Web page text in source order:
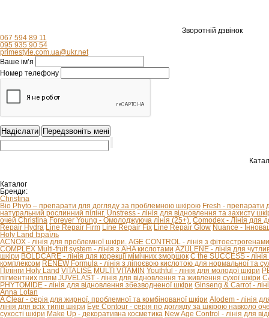
Зворотній дзвінок
067 594 89 11
095 935 90 54
primestyle.com.ua@ukr.net
Ваше ім’я
Номер телефону
Каталог
Бренди:
Christina
Bio Phyto – препарати для догляду за проблемною шкірою Fresh - препарати
натуральний рослинний пілінг. Unstress - лінія для відновлення та захисту
очей Christina Forever Young - Омолоджуюча лінія (25+). Comodex - Лінія для
Repair Hydra Line Repair Firm Line Repair Fix Line Repair Glow Nuance -
Holy Land Ізраїль
ACNOX - лінія для проблемної шкіри. AGE CONTROL - лінія з
COMPLEX Multi-fruit system - лінія з AHA кислотами AZULENE - лінія для
шкіри BOLDCARE - лінія для корекції мімічних зморшок C the SUCCESS -
комплексом RENEW Formula - лінія з ліпоєвою кислотою для нормальної та
Пілінги Holy Land VITALISE MULTI VITAMIN Youthful - лінія для молодої шкіри
пігментних плям JUVELAST - лінія для відновлення та живлення сухої шкіри
PHYTOMIDE - лінія для відновлення збезводненої шкіри Ginseng & Carrot -
Anna Lotan
A Clear - серія для жирної, проблемної та комбінованої шкіри Alodem - лінія
лінія для всіх типів шкіри Eye Contour - серія по догляду за шкірою навколо
сухості шкіри Make Up - декоративна косметика New Age Control - лінія для